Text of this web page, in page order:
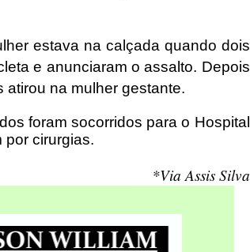
estava na calçada quando dois
e anunciaram o assalto. Depois
atirou na mulher gestante.
foram socorridos para o Hospital
por cirurgias.
*Via Assis Silva